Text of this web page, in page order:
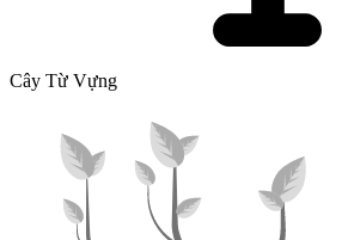
Cây Từ Vựng